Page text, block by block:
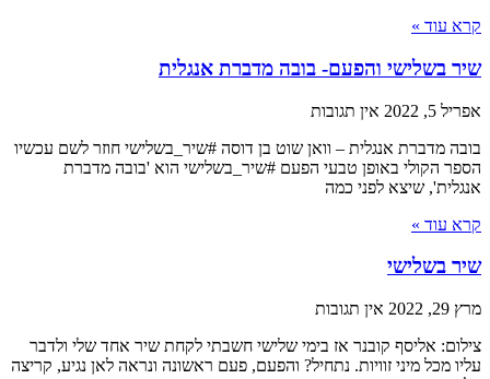
קרא עוד »
שיר בשלישי והפעם- בובה מדברת אנגלית
אפריל 5, 2022
אין תגובות
בובה מדברת אנגלית – וואן שוט בן דוסה #שיר_בשלישי חוזר לשם עכשיו
הספר הקולי באופן טבעי הפעם #שיר_בשלישי הוא 'בובה מדברת
אנגלית', שיצא לפני כמה
קרא עוד »
שיר בשלישי
מרץ 29, 2022
אין תגובות
צילום: אליסף קובנר אז בימי שלישי חשבתי לקחת שיר אחד שלי ולדבר
עליו מכל מיני זוויות. נתחיל? והפעם, פעם ראשונה ונראה לאן נגיע, קריצה